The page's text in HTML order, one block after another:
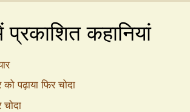
प्रकाशित कहानियां
पढ़ाया फिर चोदा